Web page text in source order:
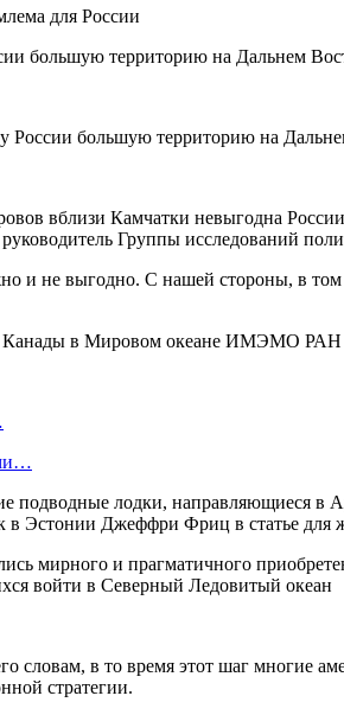
для России
вблизи Камчатки невыгодна
руководитель Группы
и не выгодно. С нашей стороны, в
Канады в Мировом океане ИМЭМО РАН
подводные лодки, направляющиеся
в Эстонии Джеффри Фриц в статье для
мирного и прагматичного
войти в Северный Ледовитый океан
в то время этот шаг многие
стратегии.